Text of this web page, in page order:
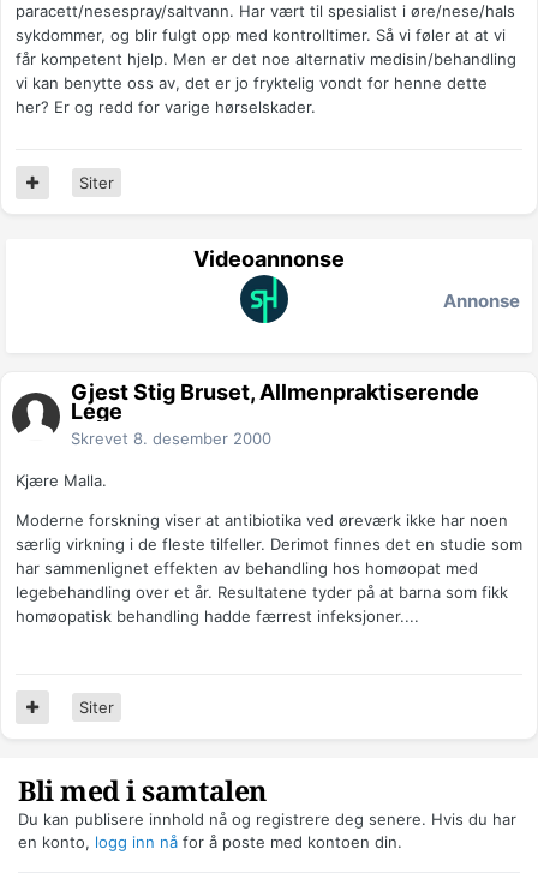
paracett/nesespray/saltvann. Har vært til spesialist i øre/nese/hals
sykdommer, og blir fulgt opp med kontrolltimer. Så vi føler at at vi
får kompetent hjelp. Men er det noe alternativ medisin/behandling
vi kan benytte oss av, det er jo fryktelig vondt for henne dette
her? Er og redd for varige hørselskader.
Siter
Videoannonse
Annonse
Gjest Stig Bruset, Allmenpraktiserende
Lege
Skrevet 8. desember 2000
Kjære Malla.
Moderne forskning viser at antibiotika ved øreværk ikke har noen
særlig virkning i de fleste tilfeller. Derimot finnes det en studie som
har sammenlignet effekten av behandling hos homøopat med
legebehandling over et år. Resultatene tyder på at barna som fikk
homøopatisk behandling hadde færrest infeksjoner....
Siter
Bli med i samtalen
Du kan publisere innhold nå og registrere deg senere. Hvis du har
en konto, logg inn nå for å poste med kontoen din.